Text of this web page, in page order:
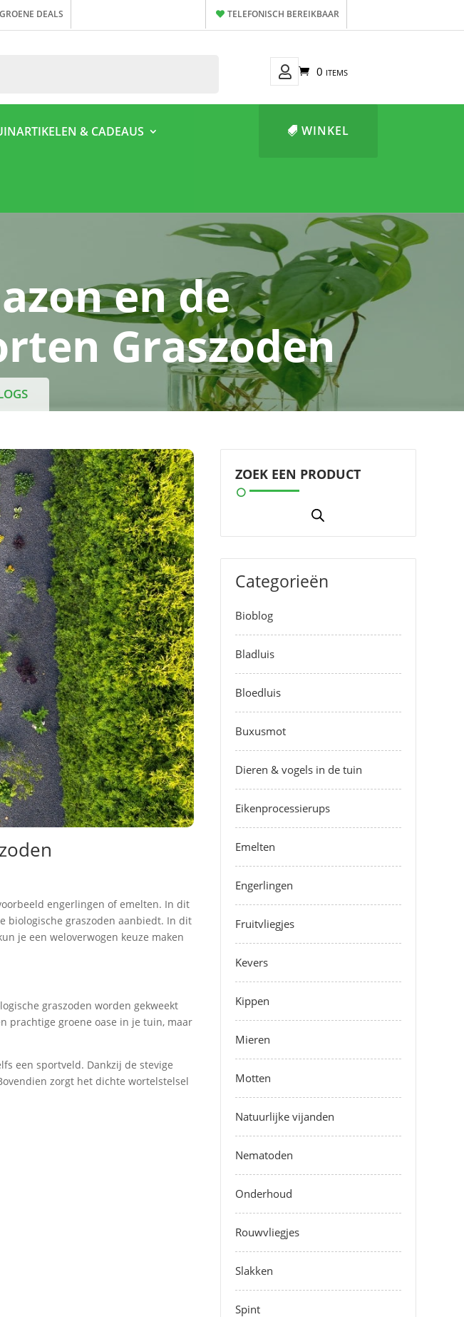
DEALS TELEFONISCH BEREIKBAAR
Mijn
0 items
& CADEAUS WINKEL
en de
Graszoden
engerlingen of emelten. In dit
biologische graszoden aanbiedt. In dit
je een weloverwogen keuze maken
graszoden worden gekweekt
prachtige groene oase in je tuin, maar
een sportveld. Dankzij de stevige
zorgt het dichte wortelstelsel
ZOEK EEN PRODUCT
Categorieën
Bioblog
Bladluis
Bloedluis
Buxusmot
Dieren & vogels in de tuin
Eikenprocessierups
Emelten
Engerlingen
Fruitvliegjes
Kevers
Kippen
Mieren
Motten
Natuurlijke vijanden
Nematoden
Onderhoud
Rouwvliegjes
Slakken
Spint